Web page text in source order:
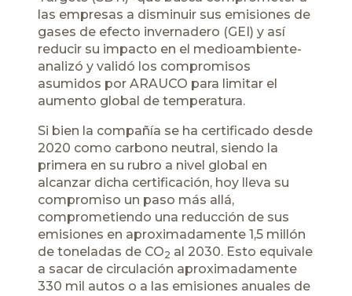
las empresas a disminuir sus emisiones de
gases de efecto invernadero (GEI) y así
reducir su impacto en el medioambiente-
analizó y validó los compromisos
asumidos por ARAUCO para limitar el
aumento global de temperatura.
Si bien la compañía se ha certificado desde
2020 como carbono neutral, siendo la
primera en su rubro a nivel global en
alcanzar dicha certificación, hoy lleva su
compromiso un paso más allá,
comprometiendo una reducción de sus
emisiones en aproximadamente 1,5 millón
de toneladas de CO2 al 2030. Esto equivale
a sacar de circulación aproximadamente
330 mil autos o a las emisiones anuales de